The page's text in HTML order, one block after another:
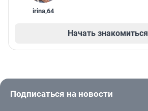
irina,64
Начать знакомиться
Подписаться на новости